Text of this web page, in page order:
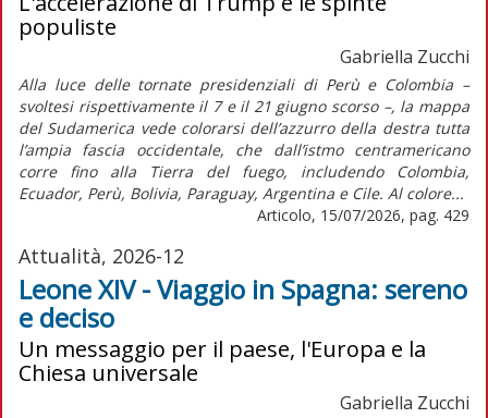
populiste
Gabriella Zucchi
Alla luce delle tornate presidenziali di Perù e Colombia –
svoltesi rispettivamente il 7 e il 21 giugno scorso –, la mappa
del Sudamerica vede colorarsi dell’azzurro della destra tutta
l’ampia fascia occidentale, che dall’istmo centramericano
corre fino alla Tierra del fuego, includendo Colombia,
Ecuador, Perù, Bolivia, Paraguay, Argentina e Cile. Al colore...
Articolo, 15/07/2026, pag. 429
Attualità, 2026-12
Leone XIV - Viaggio in Spagna: sereno
e deciso
Un messaggio per il paese, l'Europa e la
Chiesa universale
Gabriella Zucchi